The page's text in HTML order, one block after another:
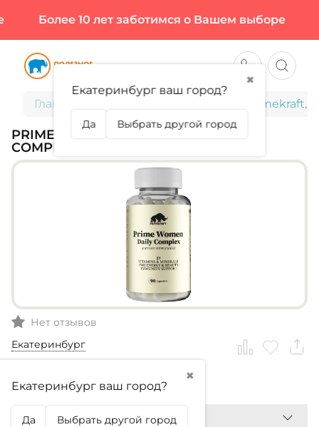
Более 10 лет заботимся о Вашем выборе
Главная Primekraft,
PRIMEKRAFT, PRIME WOMEN DAILY
COMPLEX, 90 КАПС (45 ПОРЦИЙ)
Нет отзывов
Екатеринбург
✖
Екатеринбург ваш город?
Да Выбрать другой город
699,99₽
✖
Екатеринбург ваш город?
Да Выбрать другой город